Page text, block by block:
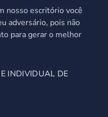
nosso escritório você
adversário, pois não
para gerar o melhor
INDIVIDUAL DE